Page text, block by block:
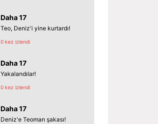
Daha 17
Teo, Deniz'i yine kurtardı!
0 kez izlendi
Daha 17
Yakalandılar!
0 kez izlendi
Daha 17
Deniz'e Teoman şakası!